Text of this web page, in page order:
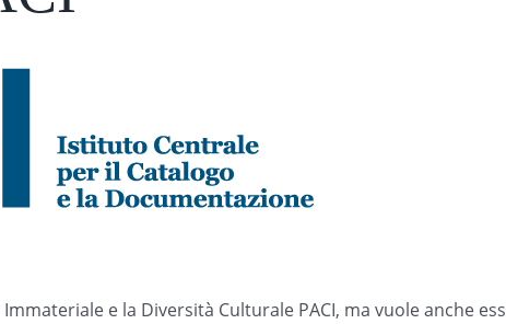
e la Diversità Culturale PACI, ma vuole anche